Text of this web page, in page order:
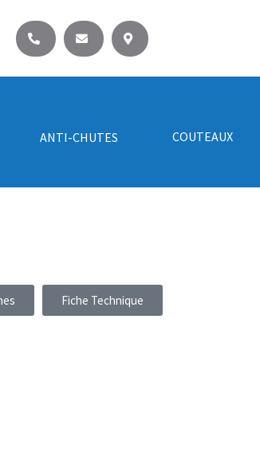
ANTI-CHUTES COUTEAUX
Fiche Technique